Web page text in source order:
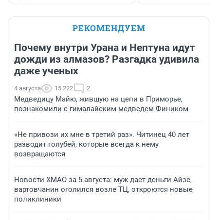
РЕКОМЕНДУЕМ
Почему внутри Урана и Нептуна идут
дожди из алмазов? Разгадка удивила
даже ученых
4 августа 15 222 2
Медведицу Майю, жившую на цепи в Приморье,
познакомили с гималайским медведем Фиником
«Не привози их мне в третий раз». Читинец 40 лет
разводит голубей, которые всегда к нему
возвращаются
Новости ХМАО за 5 августа: муж дает деньги Айзе,
вартовчанин оголился возле ТЦ, откроются новые
поликлиники